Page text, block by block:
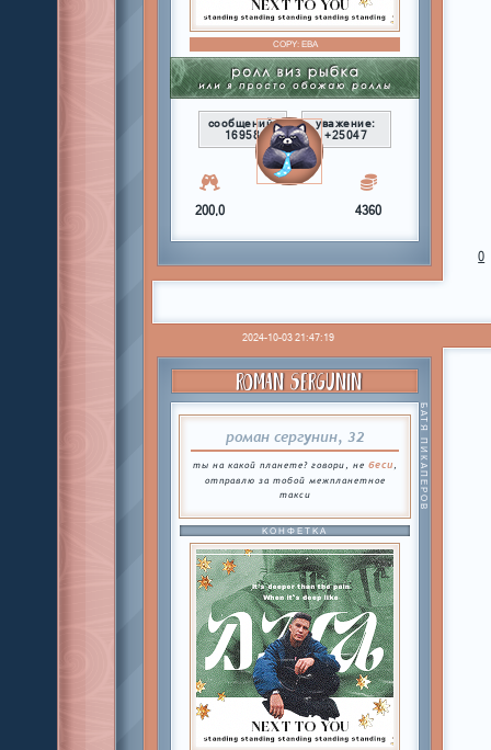
COPY:ЕВА
сообщений:
16958
уважение:
+25047
200,0 4360
0
2024-10-03 21:47:19
ROMAN SERGUNIN
роман сергунин, 32
ты на какой планете? говори, не беси,
отправлю за тобой межпланетное
такси
БАТЯ ПИКАПЕРОВ
КОНФЕТКА